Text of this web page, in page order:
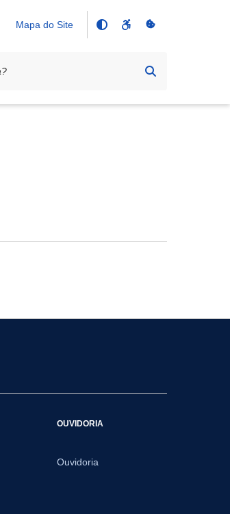
Mapa do Site
OUVIDORIA
Ouvidoria